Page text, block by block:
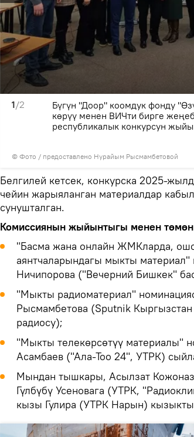
1/2
© Фото / предоставлено Нурайым Рысмамбетовой
Бүгүн "Доор" коомдук фонду
көрүү менен ВИЧти бирге
республикалык конкурсун
Белгилей кетсек, конкурска 2025-
чейин жарыяланган материалдар
сунушталган.
Комиссиянын жыйынтыгы менен
"Басма жана онлайн ЖМКларда,
аянтчаларындагы мыкты
Ничипорова ("Вечерний Бишкек"
"Мыкты радиоматериал"
Рысмамбетова (Sputnik
радиосу);
"Мыкты телекөрсөтүү материалы"
Асамбаев ("Ала-Тоо 24", УТРК)
Мындан тышкары, Асылзат
Гүлбүбү Усеновага (УТРК,
кызы Гулира (УТРК Нарын)